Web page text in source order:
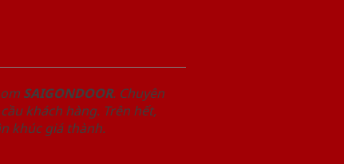
SAIGONDOOR. Chuyên
khách hàng. Trên hết,
khúc giá thành.